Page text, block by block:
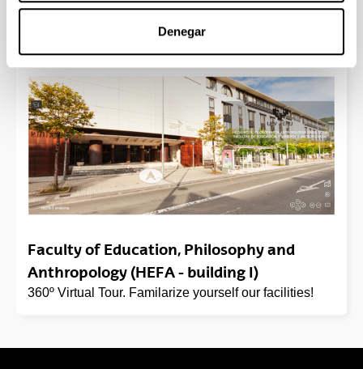
Denegar
Anthropology (HEFA - building II)
360º Virtual Tour. Get familiarized with our facilities
Faculty of Education, Philosophy and
Anthropology (HEFA - building I)
360º Virtual Tour. Familarize yourself our facilities!